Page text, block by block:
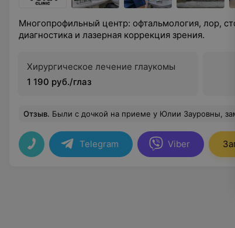
Многопрофильный центр: офтальмология, лор,
диагностика и лазерная коррекция зрения.
Хирургическое лечение глаукомы
1 190 руб./глаз
Отзыв. Были с дочкой на приеме у Юлии Зауровны, замечательный, чуткий доктор. Профессионал высокого уровня. Все четко и по делу, ни один вопрос не остался без
Telegram Viber